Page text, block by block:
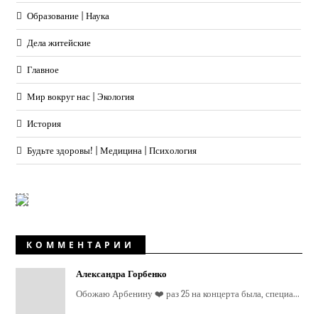
Образование | Наука
Дела житейские
Главное
Мир вокруг нас | Экология
История
Будьте здоровы! | Медицина | Психология
КОММЕНТАРИИ
Александра Горбенко
Обожаю Арбенину ❤️ раз 25 на концерта была, специа...